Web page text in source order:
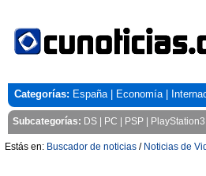
Categorías: España| Economía|
Subcategorías: DS PC PSP PlayStation3
Estás en: Buscador de noticias / Noticias de